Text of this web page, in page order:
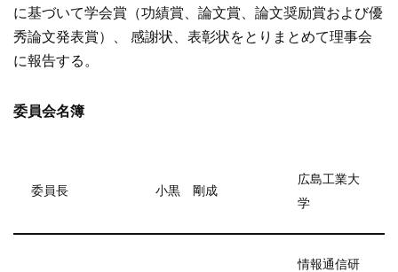
に基づいて学会賞（功績賞、論文賞、論文奨励賞および優
秀論文発表賞）、 感謝状、表彰状をとりまとめて理事会
に報告する。
委員会名簿
委員長 小黒 剛成
広島工業大
学
情報通信研